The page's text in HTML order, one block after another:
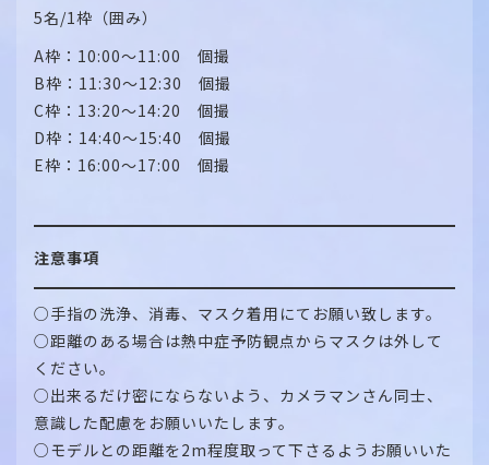
5名/1枠（囲み）
A枠：10:00～11:00 個撮
B枠：11:30～12:30 個撮
C枠：13:20～14:20 個撮
D枠：14:40～15:40 個撮
E枠：16:00～17:00 個撮
注意事項
○手指の洗浄、消毒、マスク着用にてお願い致します。
○距離のある場合は熱中症予防観点からマスクは外して
ください。
○出来るだけ密にならないよう、カメラマンさん同士、
意識した配慮をお願いいたします。
○モデルとの距離を2m程度取って下さるようお願いいた